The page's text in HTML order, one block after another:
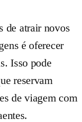
de atrair novos
é oferecer
Isso pode
reservam
de viagem com